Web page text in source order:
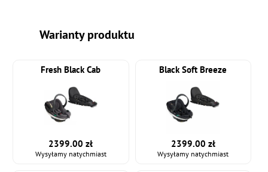
Warianty produktu
Fresh Black Cab
2399.00 zł
Wysyłamy natychmiast
Black Soft Breeze
2399.00 zł
Wysyłamy natychmiast